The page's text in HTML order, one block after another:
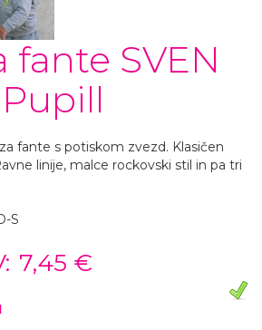
fante SVEN
fante s potiskom zvezd. Klasičen
linije, malce rockovski stil in pa tri
S
7,45 €